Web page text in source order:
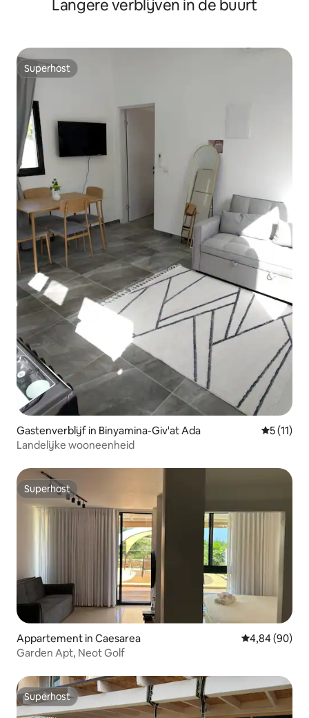
Langere verblijven in de buurt
Superhost
Superhost
Gastenverblijf in Binyamina-Giv'at Ada
5 (11)
Landelijke wooneenheid
Superhost
Superhost
Appartement in Caesarea Gemiddelde
4,84 (90)
Garden Apt, Neot Golf
Superhost
Superhost